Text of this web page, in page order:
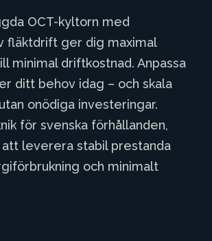
OCT-kyltorn med
fläktdrift ger dig maximal
minimal driftkostnad. Anpassa
ditt behov idag – och skala
onödiga investeringar.
för svenska förhållanden,
leverera stabil prestanda
och minimalt